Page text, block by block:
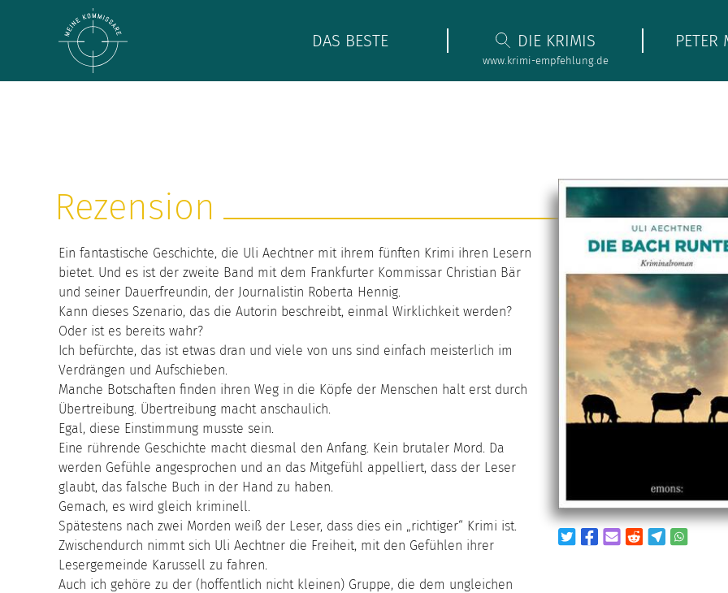
DAS BESTE DIE KRIMIS
www.krimi-empfehlung.de
PETER
Rezension
Ein fantastische Geschichte, die Uli Aechtner mit ihrem fünften Krimi ihren Lesern
bietet. Und es ist der zweite Band mit dem Frankfurter Kommissar Christian Bär
und seiner Dauerfreundin, der Journalistin Roberta Hennig.
Kann dieses Szenario, das die Autorin beschreibt, einmal Wirklichkeit werden?
Oder ist es bereits wahr?
Ich befürchte, das ist etwas dran und viele von uns sind einfach meisterlich im
Verdrängen und Aufschieben.
Manche Botschaften finden ihren Weg in die Köpfe der Menschen halt erst durch
Übertreibung. Übertreibung macht anschaulich.
Egal, diese Einstimmung musste sein.
Eine rührende Geschichte macht diesmal den Anfang. Kein brutaler Mord. Da
werden Gefühle angesprochen und an das Mitgefühl appelliert, dass der Leser
glaubt, das falsche Buch in der Hand zu haben.
Gemach, es wird gleich kriminell.
Spätestens nach zwei Morden weiß der Leser, dass dies ein „richtiger“ Krimi ist.
Zwischendurch nimmt sich Uli Aechtner die Freiheit, mit den Gefühlen ihrer
Lesergemeinde Karussell zu fahren.
Auch ich gehöre zu der (hoffentlich nicht kleinen) Gruppe, die dem ungleichen